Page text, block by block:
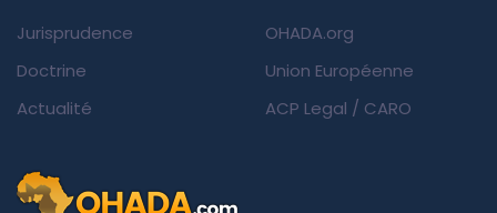
Jurisprudence
Doctrine
Actualité
OHADA.org
Union Européenne
ACP Legal / CARO